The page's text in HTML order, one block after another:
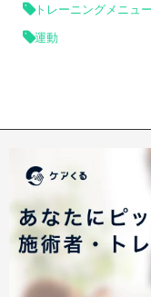
トレーニングメニュー
運動